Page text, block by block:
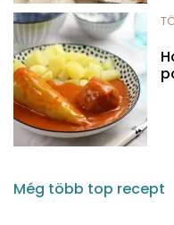
Még több top recept